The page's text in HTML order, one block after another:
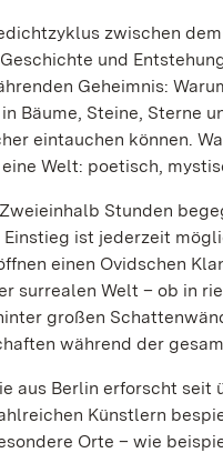
zwischen
und
Geheimnis:
Bäume, Steine, Sterne
eintauchen können.
Welt: poetisch,
Stunden
ist jederzeit
einen Ovidschen
surrealen Welt – ob in
großen
während der
aus Berlin erforscht
Künstlern
Orte – wie